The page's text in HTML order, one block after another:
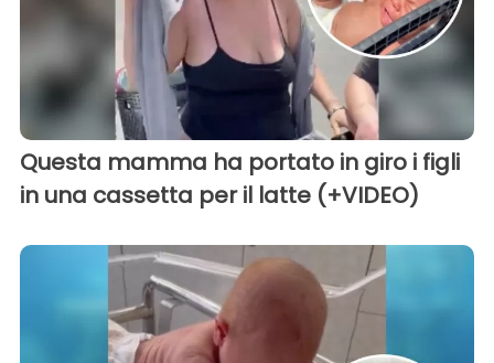
Questa mamma ha portato in giro i figli
in una cassetta per il latte (+VIDEO)